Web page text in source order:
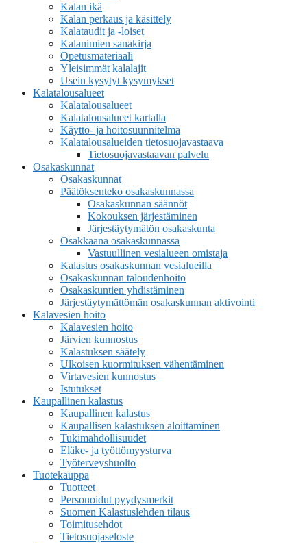
Kalan ikä
Kalan perkaus ja käsittely
Kalataudit ja -loiset
Kalanimien sanakirja
Opetusmateriaali
Yleisimmät kalalajit
Usein kysytyt kysymykset
Kalatalousalueet
Kalatalousalueet
Kalatalousalueet kartalla
Käyttö- ja hoitosuunnitelma
Kalatalousalueiden tietosuojavastaava
Tietosuojavastaavan palvelu
Osakaskunnat
Osakaskunnat
Päätöksenteko osakaskunnassa
Osakaskunnan säännöt
Kokouksen järjestäminen
Järjestäytymätön osakaskunta
Osakkaana osakaskunnassa
Vastuullinen vesialueen omistaja
Kalastus osakaskunnan vesialueilla
Osakaskunnan taloudenhoito
Osakaskuntien yhdistäminen
Järjestäytymättömän osakaskunnan aktivointi
Kalavesien hoito
Kalavesien hoito
Järvien kunnostus
Kalastuksen säätely
Ulkoisen kuormituksen vähentäminen
Virtavesien kunnostus
Istutukset
Kaupallinen kalastus
Kaupallinen kalastus
Kaupallisen kalastuksen aloittaminen
Tukimahdollisuudet
Eläke- ja työttömyysturva
Työterveyshuolto
Tuotekauppa
Tuotteet
Personoidut pyydysmerkit
Suomen Kalastuslehden tilaus
Toimitusehdot
Tietosuojaseloste